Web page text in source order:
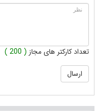
تعداد کارکتر های مجاز ( 200 )